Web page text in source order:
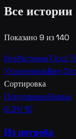
Все истории
Показано 9 из 140
ВсеРастенияTicci
УтопленникBen
Сортировка
ПопулярныеНовые
9.31/ 10
Из погреба